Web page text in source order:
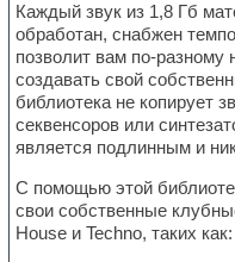
Каждый звук из 1,8 Гб
обработан, снабжен
позволит вам по-разному
создавать свой
библиотека не копирует
секвенсоров или
является подлинным и
С помощью этой
свои собственные
House и Techno, таких как: